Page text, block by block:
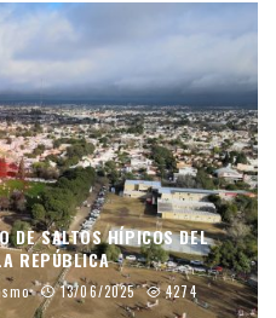
SALTOS HÍPICOS DEL
REPÚBLICA
13/06/2025 4274